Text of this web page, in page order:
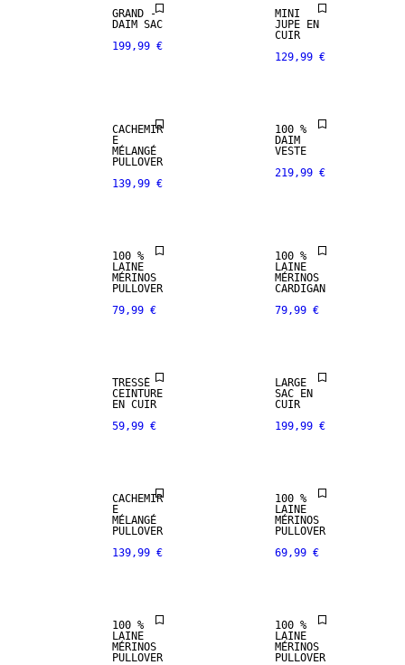
GRAND -
DAIM SAC
199,99 €
MINI
JUPE EN
CUIR
129,99 €
PREMIUM
SELECTION
CACHEMIR
E
MÉLANGÉ
PULLOVER
139,99 €
NOUVEAUTÉS
CUIR
100 %
DAIM
VESTE
219,99 €
PREMIUM
SELECTION
100 % LAINE
100 %
LAINE
MÉRINOS
PULLOVER
79,99 €
PREMIUM
SELECTION
100 %
LAINE
MÉRINOS
CARDIGAN
79,99 €
NOUVEAUTÉS
PREMIUM
TRESSÉ
CEINTURE
EN CUIR
59,99 €
CUIR
VÉRITABLE
PREMIUM
LARGE
SAC EN
CUIR
199,99 €
PREMIUM
SELECTION
MÉLANGE DE
CACHEMIR
E
MÉLANGÉ
PULLOVER
139,99 €
PREMIUM
SELECTION
100 % LAINE
100 %
LAINE
MÉRINOS
PULLOVER
69,99 €
PREMIUM
SELECTION
100 % LAINE
100 %
LAINE
MÉRINOS
PULLOVER
PREMIUM
SELECTION
100 % LAINE
100 %
LAINE
MÉRINOS
PULLOVER
CUIR
VÉRITABLE
PREMIUM
SELECTION